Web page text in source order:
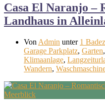
Casa El Naranjo –
Landhaus in
Von Admin unter 1
Garage Parkplatz, Garten,
Klimaanlage,
Wandern,